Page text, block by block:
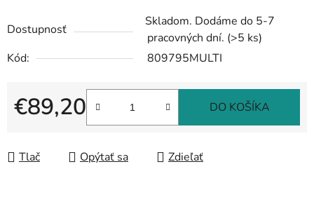
Dostupnosť
Skladom. Dodáme do 5-7
pracovných dní. (>5 ks)
Kód:
809795MULTI
€89,20
Jednotková cena:
DO KOŠÍKA
Tlač Opýtať sa Zdieľať